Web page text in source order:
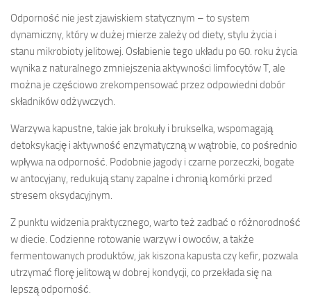
Odporność nie jest zjawiskiem statycznym – to system
dynamiczny, który w dużej mierze zależy od diety, stylu życia i
stanu mikrobioty jelitowej. Osłabienie tego układu po 60. roku życia
wynika z naturalnego zmniejszenia aktywności limfocytów T, ale
można je częściowo zrekompensować przez odpowiedni dobór
składników odżywczych.
Warzywa kapustne, takie jak brokuły i brukselka, wspomagają
detoksykację i aktywność enzymatyczną w wątrobie, co pośrednio
wpływa na odporność. Podobnie jagody i czarne porzeczki, bogate
w antocyjany, redukują stany zapalne i chronią komórki przed
stresem oksydacyjnym.
Z punktu widzenia praktycznego, warto też zadbać o różnorodność
w diecie. Codzienne rotowanie warzyw i owoców, a także
fermentowanych produktów, jak kiszona kapusta czy kefir, pozwala
utrzymać florę jelitową w dobrej kondycji, co przekłada się na
lepszą odporność.